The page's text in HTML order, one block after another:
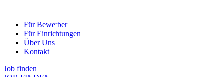
Für Bewerber
Für Einrichtungen
Über Uns
Kontakt
Job finden